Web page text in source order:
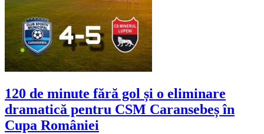
120 de minute fără gol și o eliminare
dramatică pentru CSM Caransebeș în
Cupa României